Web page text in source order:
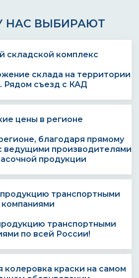
НАС ВЫБИРАЮТ
склада на территории
Рядом съезд с КАД
благодаря прямому
ведущими производителями
продукции
транспортными
по всей России!